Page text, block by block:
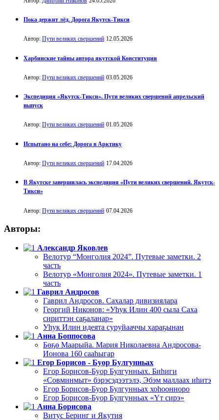
Пока держит лёд. Дорога Якутск-Тикси
Автор: Пути великих свершений 12.05.2026
Харбинские тайны автора якутской Конституции
Автор: Пути великих свершений 03.05.2026
Экспедиция «Якутск-Тикси». Пути великих свершений апрельский
выпуск
Автор: Пути великих свершений 01.05.2026
Испытано на себе: Дорога в Арктику
Автор: Пути великих свершений 17.04.2026
В Якутске завершилась экспедиция «Пути великих свершений. Якутск-
Тикси»
Автор: Пути великих свершений 07.04.2026
Авторы:
Александр Яковлев
Велотур “Монголия 2024”. Путевые заметки. 2
часть
Велотур «Монголия 2024». Путевые заметки. 1
часть
Гаврил Андросов
Гаврил Андросов. Сахалар дивизиялара
Георгий Никонов: «Уһук Илин 400 сыла Саха
сириттэн саҕаланар»
Уһук Илин идеята суруйааччы хараҕынан
Анна Боппосова
Бөҕө Маарыйа. Мария Николаевна Андросова-
Ионова 160 сааһыгар
Егор Борисов - Буор Булгунньах
Егор Борисов-Буор Булгунньах. Биһиги
«Совминмыт» бэрэсэдээтэлэ, Эбэм маллаах иһитэ
Егор Борисов-Буор Булгунньах хоһоонноро
Егор Борисов-Буор Булгунньах «Үт сирэ»
Анна Борисова
Витус Беринг и Якутия